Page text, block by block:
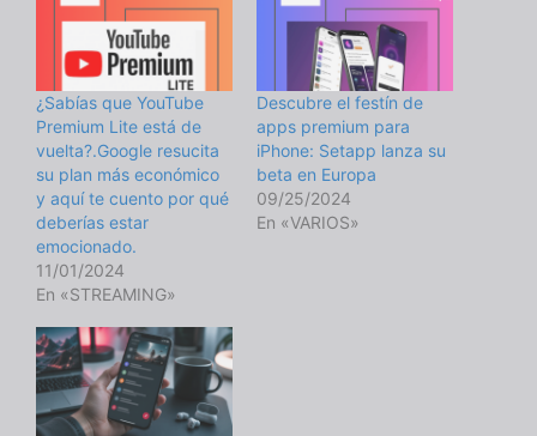
¿Sabías que YouTube
Premium Lite está de
vuelta?.Google resucita
su plan más económico
y aquí te cuento por qué
deberías estar
emocionado.
11/01/2024
En «STREAMING»
Descubre el festín de
apps premium para
iPhone: Setapp lanza su
beta en Europa
09/25/2024
En «VARIOS»